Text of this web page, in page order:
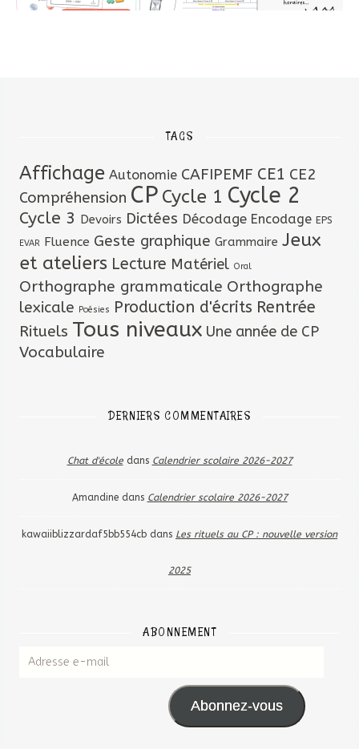
TAGS
Affichage Autonomie CAFIPEMF CE1 CE2
Compréhension CP Cycle 1 Cycle 2
Cycle 3 Devoirs Dictées Décodage Encodage EPS
EVAR Fluence Geste graphique Grammaire Jeux
et ateliers Lecture Matériel Oral
Orthographe grammaticale Orthographe
lexicale Poésies Production d'écrits Rentrée
Rituels Tous niveaux Une année de CP
Vocabulaire
DERNIERS COMMENTAIRES
Chat d'écoledans Calendrier scolaire 2026-2027
Amandinedans Calendrier scolaire 2026-2027
kawaiiblizzardaf5bb554cb dans Les rituels au CP : nouvelle version
2025
ABONNEMENT
Adresse e-mail
Abonnez-vous